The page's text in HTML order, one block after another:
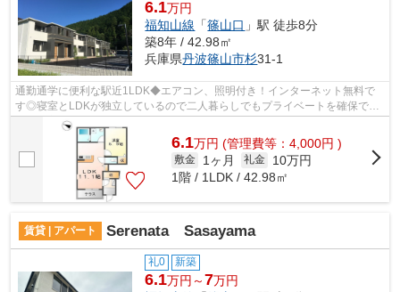
6.1万円
福知山線 「篠山口 」駅 徒歩8分
築8年 / 42.98㎡
兵庫県丹波篠山市杉31-1
通勤通学に便利な駅近1LDK◆エアコン、照明付き！インターネット無料で
す◎寝室とLDKが独立しているので二人暮らしでもプライベートを確保でき
ます◎玄関ホールに大きな収納スペースがあ...
6.1万円 (管理費等：4,000円 )
敷金 1ヶ月 礼金
10万円
1階 / 1LDK / 42.98㎡
賃貸 | アパート Serenata Sasayama
礼0 新築
6.1万円～7万円